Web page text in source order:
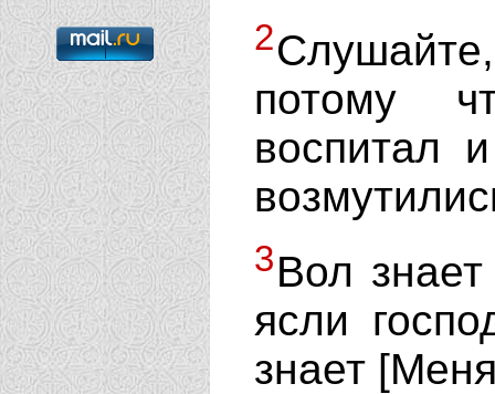
2
потому
воспитал
3Вол
ясли
знает